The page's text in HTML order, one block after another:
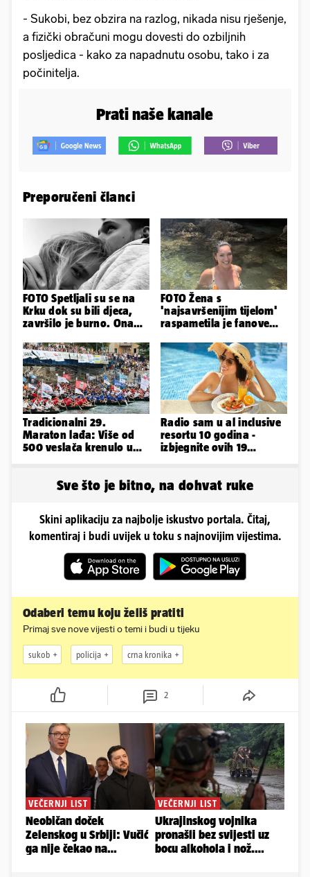
- Sukobi, bez obzira na razlog, nikada nisu rješenje,
a fizički obračuni mogu dovesti do ozbiljnih
posljedica - kako za napadnutu osobu, tako i za
počinitelja.
Prati naše kanale
Preporučeni članci
FOTO Spetljali su se na
Krku dok su bili djeca,
završilo je burno. Ona
FOTO Žena s
'najsavršenijim tijelom'
raspametila je fanove
plićaka
Tradicionalni 29.
Maraton lađa: Više od
500 veslača krenulo u
Radio sam u al inclusive
resortu 10 godina -
izbjegnite ovih 19
Sve što je bitno, na dohvat ruke
Skini aplikaciju za najbolje iskustvo portala. Čitaj,
komentiraj i budi uvijek u toku s najnovijim vijestima.
Odaberi temu koju želiš pratiti
Primaj sve nove vijesti o temi i budi u tijeku
sukob policija crna kronika
2